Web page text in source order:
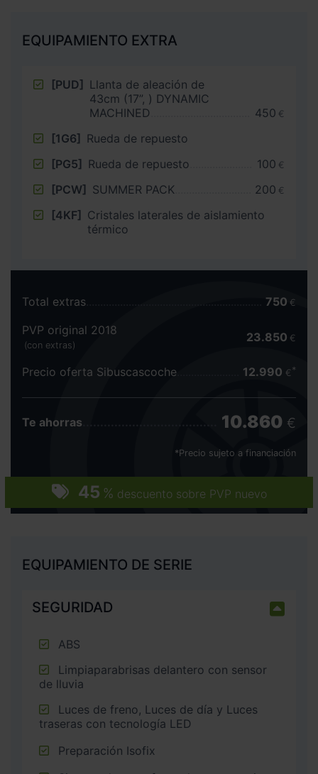
EQUIPAMIENTO EXTRA
[PUD] Llanta de aleación de
43cm (17”, ) DYNAMIC
MACHINED
450 €
[1G6] Rueda de repuesto
[PG5] Rueda de repuesto 100 €
[PCW] SUMMER PACK 200 €
[4KF] Cristales laterales de aislamiento
térmico
45 % descuento sobre PVP nuevo
Total extras 750 €
PVP original 2018
(con extras)
23.850 €
Precio oferta Sibuscascoche 12.990 €
Te ahorras 10.860 €
*Precio sujeto a financiación
EQUIPAMIENTO DE SERIE
SEGURIDAD
ABS
de lluvia
traseras con tecnología LED
Preparación Isofix